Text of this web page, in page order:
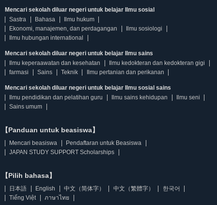
Mencari sekolah diluar negeri untuk belajar Ilmu sosial
Sastra
Bahasa
Ilmu hukum
Ekonomi, manajemen, dan perdagangan
Ilmu sosiologi
Ilmu hubungan international
Mencari sekolah diluar negeri untuk belajar Ilmu sains
Ilmu keperaawatan dan kesehatan
Ilmu kedokteran dan kedokteran gigi
farmasi
Sains Teknik Ilmu pertanian dan perikanan
Mencari sekolah diluar negeri untuk belajar Ilmu sosial sains
Ilmu pendidikan dan pelatihan guru
Ilmu sains kehidupan
Ilmu seni
Sains umum
【Panduan untuk beasiswa】
Mencari beasiswa
Pendaftaran untuk Beasiswa
JAPAN STUDY SUPPORT Scholarships
【Pilih bahasa】
日本語 English 中文（简体字） 中文（繁體字）
한국어
Tiếng Việt
ภาษาไทย